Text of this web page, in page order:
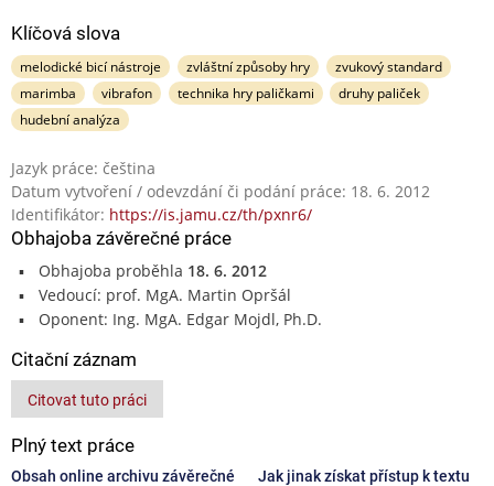
Klíčová slova
melodické bicí nástroje zvláštní způsoby hry
zvukový standard
marimba
vibrafon technika hry paličkami
druhy paliček
hudební analýza
Jazyk práce: čeština
Datum vytvoření / odevzdání či podání práce: 18. 6. 2012
Identifikátor: https://is.jamu.cz/th/pxnr6/
Obhajoba závěrečné práce
Obhajoba proběhla 18. 6. 2012
Vedoucí: prof. MgA. Martin Opršál
Oponent: Ing. MgA. Edgar Mojdl, Ph.D.
Citační záznam
Citovat tuto práci
Plný text práce
Obsah online archivu závěrečné
Jak jinak získat přístup k textu